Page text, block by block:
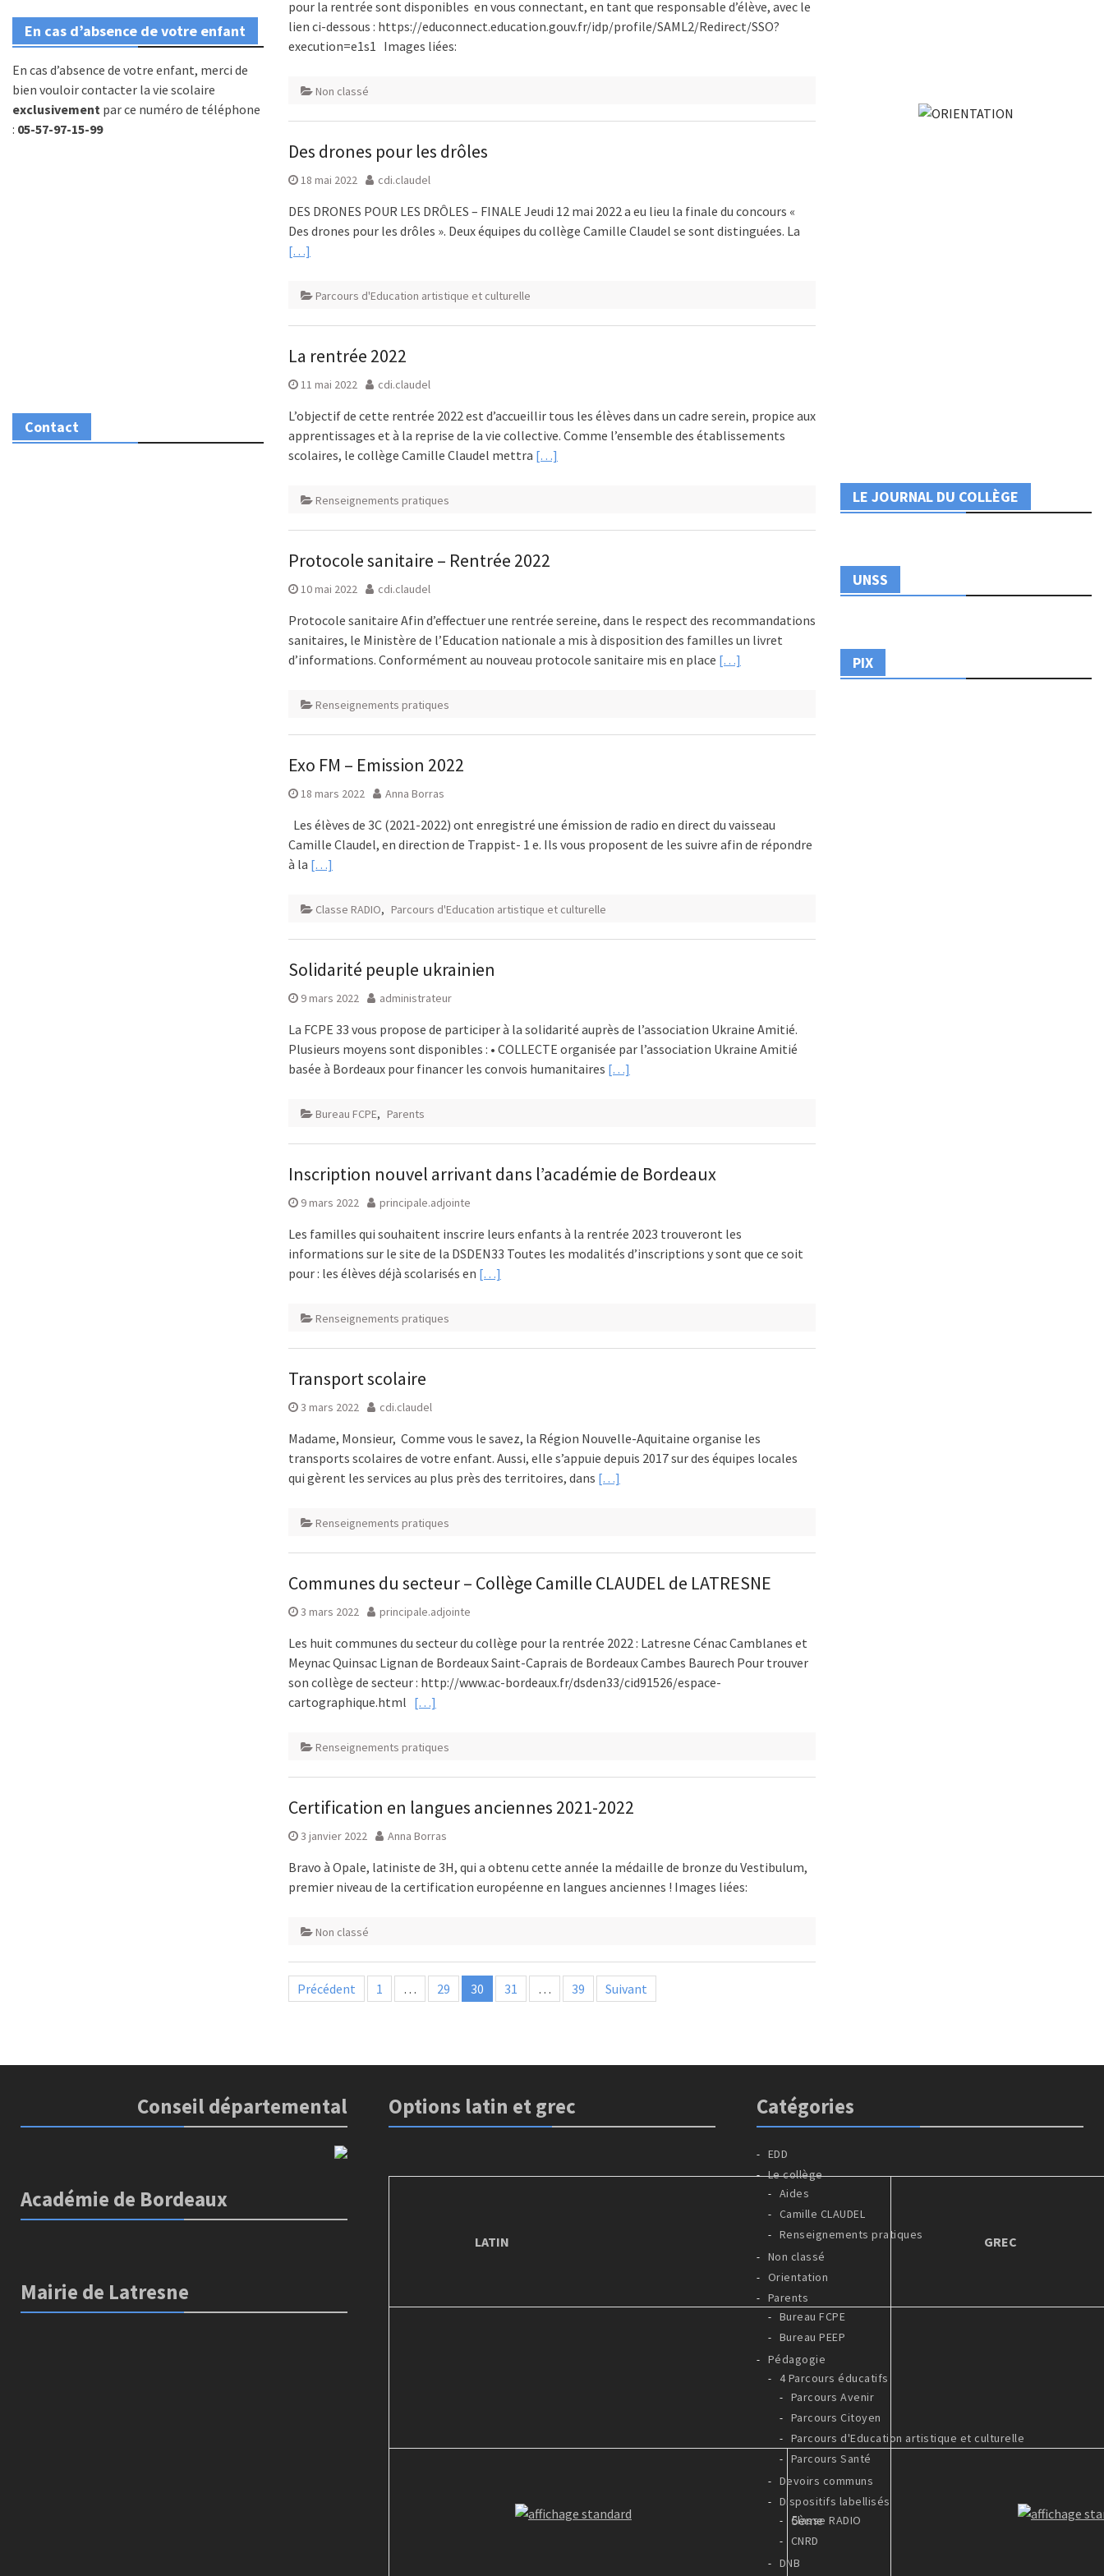
pour la rentrée sont disponibles en vous connectant, en tant que responsable d’élève, avec le
lien ci-dessous : https://educonnect.education.gouv.fr/idp/profile/SAML2/Redirect/SSO?
execution=e1s1 Images liées:
Non classé
Des drones pour les drôles
18 mai 2022 cdi.claudel
DES DRONES POUR LES DRÔLES – FINALE Jeudi 12 mai 2022 a eu lieu la finale du concours «
Des drones pour les drôles ». Deux équipes du collège Camille Claudel se sont distinguées. La
[…]
Parcours d'Education artistique et culturelle
La rentrée 2022
11 mai 2022 cdi.claudel
L’objectif de cette rentrée 2022 est d’accueillir tous les élèves dans un cadre serein, propice aux
apprentissages et à la reprise de la vie collective. Comme l’ensemble des établissements
scolaires, le collège Camille Claudel mettra […]
Renseignements pratiques
Protocole sanitaire – Rentrée 2022
10 mai 2022 cdi.claudel
Protocole sanitaire Afin d’effectuer une rentrée sereine, dans le respect des recommandations
sanitaires, le Ministère de l’Education nationale a mis à disposition des familles un livret
d’informations. Conformément au nouveau protocole sanitaire mis en place […]
Renseignements pratiques
Exo FM – Emission 2022
18 mars 2022 Anna Borras
Les élèves de 3C (2021-2022) ont enregistré une émission de radio en direct du vaisseau
Camille Claudel, en direction de Trappist- 1 e. Ils vous proposent de les suivre afin de répondre
à la […]
Classe RADIO, Parcours d'Education artistique et culturelle
Solidarité peuple ukrainien
9 mars 2022 administrateur
La FCPE 33 vous propose de participer à la solidarité auprès de l’association Ukraine Amitié.
Plusieurs moyens sont disponibles : • COLLECTE organisée par l’association Ukraine Amitié
basée à Bordeaux pour financer les convois humanitaires […]
Bureau FCPE, Parents
Inscription nouvel arrivant dans l’académie de Bordeaux
9 mars 2022 principale.adjointe
Les familles qui souhaitent inscrire leurs enfants à la rentrée 2023 trouveront les
informations sur le site de la DSDEN33 Toutes les modalités d’inscriptions y sont que ce soit
pour : les élèves déjà scolarisés en […]
Renseignements pratiques
Transport scolaire
3 mars 2022 cdi.claudel
Madame, Monsieur, Comme vous le savez, la Région Nouvelle-Aquitaine organise les
transports scolaires de votre enfant. Aussi, elle s’appuie depuis 2017 sur des équipes locales
qui gèrent les services au plus près des territoires, dans […]
Renseignements pratiques
Communes du secteur – Collège Camille CLAUDEL de LATRESNE
3 mars 2022 principale.adjointe
Les huit communes du secteur du collège pour la rentrée 2022 : Latresne Cénac Camblanes et
Meynac Quinsac Lignan de Bordeaux Saint-Caprais de Bordeaux Cambes Baurech Pour trouver
son collège de secteur : http://www.ac-bordeaux.fr/dsden33/cid91526/espace-
cartographique.html […]
Renseignements pratiques
Certification en langues anciennes 2021-2022
3 janvier 2022 Anna Borras
Bravo à Opale, latiniste de 3H, qui a obtenu cette année la médaille de bronze du Vestibulum,
premier niveau de la certification européenne en langues anciennes ! Images liées:
Non classé
Pagination
des
Précédent 1 … 29 30 31 … 39 Suivant
LE JOURNAL DU COLLÈGE
UNSS
PIX
En cas d’absence de votre enfant
En cas d’absence de votre enfant, merci de
bien vouloir contacter la vie scolaire
exclusivement par ce numéro de téléphone
: 05-57-97-15-99
Contact
Conseil départemental
Académie de Bordeaux
Mairie de Latresne
Options latin et grec
LATIN GREC
5ème
Catégories
EDD
Le collège
Aides
Camille CLAUDEL
Renseignements pratiques
Non classé
Orientation
Parents
Bureau FCPE
Bureau PEEP
Pédagogie
4 Parcours éducatifs
Parcours Avenir
Parcours Citoyen
Parcours d'Education artistique et culturelle
Parcours Santé
Devoirs communs
Dispositifs labellisés
Classe RADIO
CNRD
DNB